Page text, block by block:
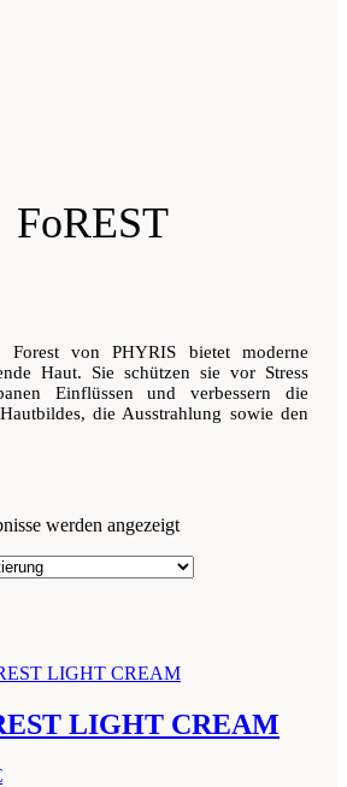
FoREST
Forest von PHYRIS bietet moderne
Haut. Sie schützen sie vor Stress
Einflüssen und verbessern die
die Ausstrahlung sowie den
werden angezeigt
LIGHT CREAM